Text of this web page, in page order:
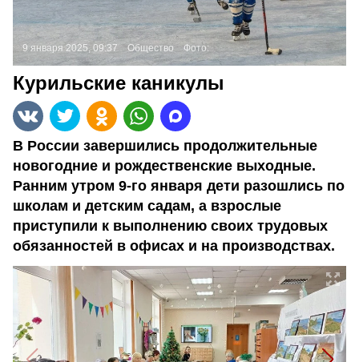
9 января 2025, 09:37 Общество Фото:
Курильские каникулы
В России завершились продолжительные
новогодние и рождественские выходные.
Ранним утром 9-го января дети разошлись по
школам и детским садам, а взрослые
приступили к выполнению своих трудовых
обязанностей в офисах и на производствах.